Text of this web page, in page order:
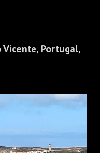
Vicente, Portugal,